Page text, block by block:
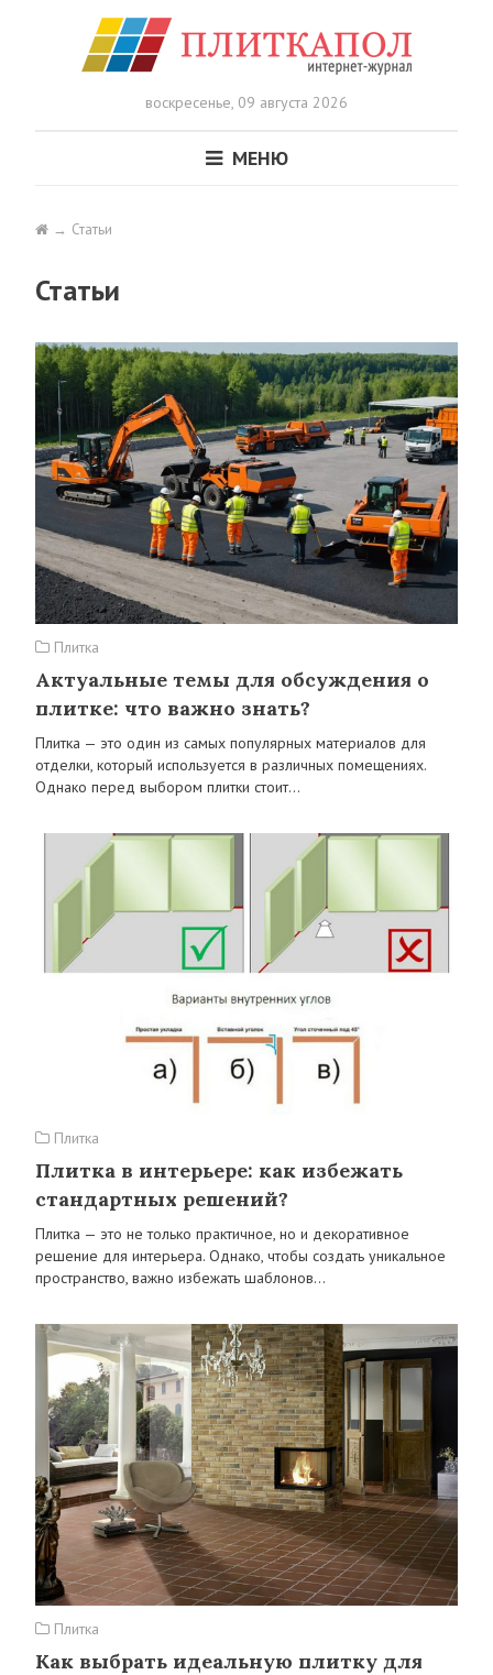
воскресенье, 09 августа 2026
МЕНЮ
Статьи
Статьи
Плитка
Актуальные темы для обсуждения о
плитке: что важно знать?
Плитка — это один из самых популярных материалов для
отделки, который используется в различных помещениях.
Однако перед выбором плитки стоит…
Плитка
Плитка в интерьере: как избежать
стандартных решений?
Плитка — это не только практичное, но и декоративное
решение для интерьера. Однако, чтобы создать уникальное
пространство, важно избежать шаблонов…
Плитка
Как выбрать идеальную плитку для